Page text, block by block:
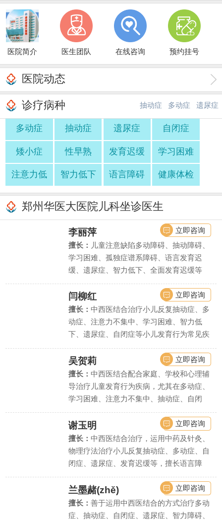
医院简介 医生团队 在线咨询 预约挂号
医院动态
诊疗病种 抽动症
·
多动症
·
遗尿症
多动症 抽动症 遗尿症 自闭症
矮小症 性早熟 发育迟缓 学习困难
注意力低 智力低下 语言障碍 健康体检
郑州华医大医院儿科坐诊医生
李丽萍
擅长： 儿童注意缺陷多动障碍、抽动障碍、
学习困难、孤独症谱系障碍、语言发育迟
缓、遗尿症、智力低下、全面发育迟缓等
立即咨询
闫柳红
擅长： 中西医结合治疗小儿反复抽动症、多
动症、注意力不集中、学习困难、智力低
下、遗尿症、自闭症等小儿发育行为常见疾
病、疑难疾病的诊治.
立即咨询
吴贺莉
擅长： 中西医结合配合家庭、学校和心理辅
导治疗儿童发育行为疾病，尤其在多动症、
学习困难、注意力不集中、抽动症、自闭
症、语言发育迟缓、智力低下、精神发育迟
缓、遗尿症等疾病上疗效显著。
立即咨询
谢玉明
擅长： 中西医结合治疗，运用中药及针灸、
物理疗法治疗小儿反复抽动症、多动症、自
闭症、遗尿症、发育迟缓等，擅长语言障
碍、学习困难、智力低下等疾病的诊断评估
和干预治疗。
立即咨询
兰墨赭(zhě)
擅长： 善于运用中西医结合的方式治疗多动
症、抽动症、自闭症、遗尿症、智力障碍、
立即咨询